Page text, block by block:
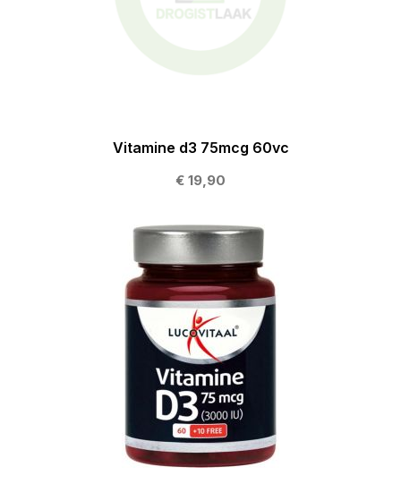
Vitamine d3 75mcg 60vc
€ 19,90